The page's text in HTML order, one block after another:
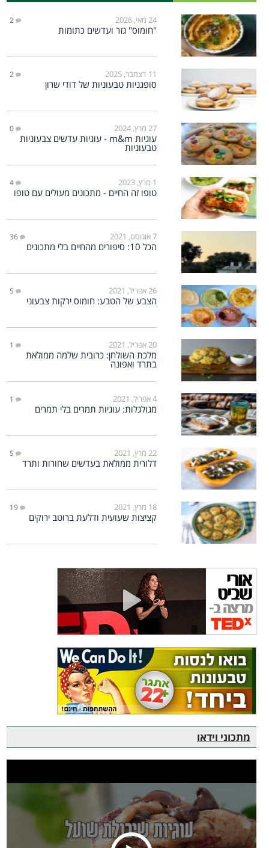
24 מאי, 2026 2
"חומוס" גזר ועדשים כתומות
11 דצמבר, 2025 2
סופגניות טבעוניות של דודי שרון
27 מרץ, 2024 0
עוגיות m&m - עוגיות עדשים צבעוניות
טבעוניות
1 מרץ, 2023 4
טופו זה החיים - מתכונים מעולים עם טופו
7 אוגוסט, 2021 36
הכל 10: סיפורים מהחיים בלי מתכונים
26 אפריל, 2021 5
הצבע של הטבע: חומוס ירקות צבעוני
20 אפריל, 2021 1
מלכת השולחן: כרובית שלמה ממולאת
בתרד ואפונה
4 אפריל, 2021 1
מגולגלות: עוגיות תמרים בלי תמרים
22 מרץ, 2021 5
דלורית ממולאת בעדשים שחורות ותרד
18 מרץ, 2021 19
קציצות שעועית ודלעת ברוטב ירוקים
מתכוני וידאו